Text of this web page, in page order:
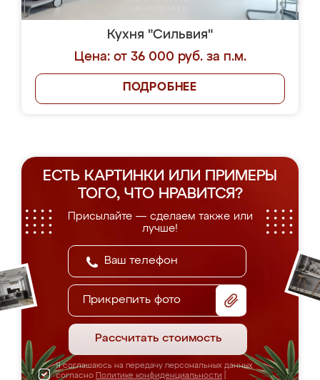
Кухня "Сильвия"
Цена: от 36 000 руб. за п.м.
ПОДРОБНЕЕ
ЕСТЬ КАРТИНКИ ИЛИ ПРИМЕРЫ
ТОГО, ЧТО НРАВИТСЯ?
Присылайте — сделаем также или
лучше!
Прикрепить фото
Рассчитать стоимость
Я соглашаюсь на передачу персональных данных
согласно Политике конфиденциальности